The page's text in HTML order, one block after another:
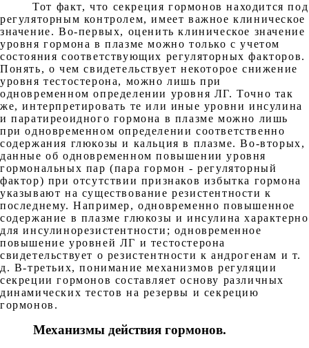
Тот факт, что секреция гормонов находится под
регуляторным контролем, имеет важное клиническое
значение. Во-первых, оценить клиническое значение
уровня гормона в плазме можно только с учетом
состояния соответствующих регуляторных факторов.
Понять, о чем свидетельствует некоторое снижение
уровня тестостерона, можно лишь при
одновременном определении уровня ЛГ. Точно так
же, интерпретировать те или иные уровни инсулина
и паратиреоидного гормона в плазме можно лишь
при одновременном определении соответственно
содержания глюкозы и кальция в плазме. Во-вторых,
данные об одновременном повышении уровня
гормональных пар (пара гормон - регуляторный
фактор) при отсутствии признаков избытка гормона
указывают на существование резистентности к
последнему. Например, одновременно повышенное
содержание в плазме глюкозы и инсулина характерно
для инсулинорезистентности; одновременное
повышение уровней ЛГ и тестостерона
свидетельствует о резистентности к андрогенам и т.
д. В-третьих, понимание механизмов регуляции
секреции гормонов составляет основу различных
динамических тестов на резервы и секрецию
гормонов.
Механизмы действия гормонов.